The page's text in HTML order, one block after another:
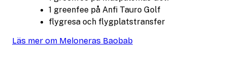
1 greenfee på Anfi Tauro Golf
flygresa och flygplatstransfer
Läs mer om Meloneras Baobab